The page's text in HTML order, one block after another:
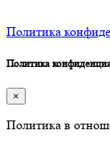
Политика
Политика
×
Политика в